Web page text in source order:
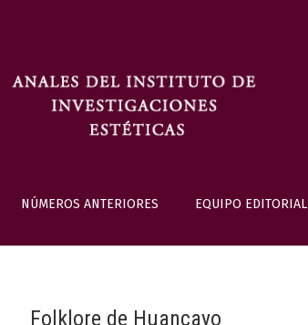
NÚMEROS ANTERIORES EQUIPO EDITORIAL
Folklore de Huancayo